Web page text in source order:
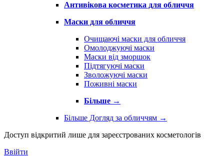
Антивікова косметика для обличчя
Маски для обличчя
Очищаючі маски для обличчя
Омолоджуючі маски
Маски від зморшок
Підтягуючі маски
Зволожуючі маски
Поживні маски
Більше →
Більше Догляд за обличчям →
Доступ відкритий лише для зареєстрованих косметологів
Ввійти